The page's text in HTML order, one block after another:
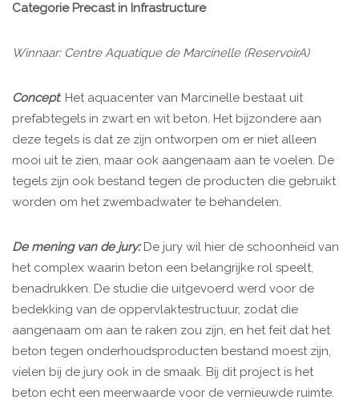
Categorie Precast in Infrastructure
Winnaar: Centre Aquatique de Marcinelle (ReservoirA)
Concept: Het aquacenter van Marcinelle bestaat uit
prefabtegels in zwart en wit beton. Het bijzondere aan
deze tegels is dat ze zijn ontworpen om er niet alleen
mooi uit te zien, maar ook aangenaam aan te voelen. De
tegels zijn ook bestand tegen de producten die gebruikt
worden om het zwembadwater te behandelen.
De mening van de jury:De jury wil hier de schoonheid van
het complex waarin beton een belangrijke rol speelt,
benadrukken. De studie die uitgevoerd werd voor de
bedekking van de oppervlaktestructuur, zodat die
aangenaam om aan te raken zou zijn, en het feit dat het
beton tegen onderhoudsproducten bestand moest zijn,
vielen bij de jury ook in de smaak. Bij dit project is het
beton echt een meerwaarde voor de vernieuwde ruimte.